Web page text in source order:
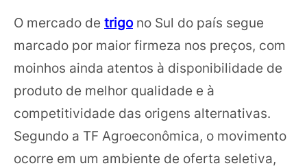
O mercado de trigono Sul do país segue
marcado por maior firmeza nos preços, com
moinhos ainda atentos à disponibilidade de
produto de melhor qualidade e à
competitividade das origens alternativas.
Segundo a TF Agroeconômica, o movimento
ocorre em um ambiente de oferta seletiva,